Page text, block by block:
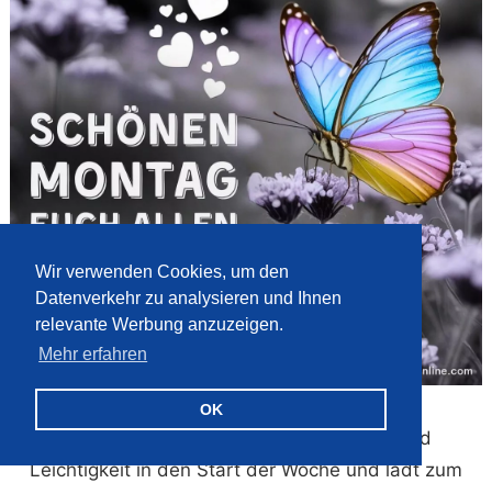
Wir verwenden Cookies, um den
Datenverkehr zu analysieren und Ihnen
relevante Werbung anzuzeigen.
Mehr erfahren
OK
Schönen Montag euch allen.
Ein bunter Schmetterling bringt Farbe und
Leichtigkeit in den Start der Woche und lädt zum